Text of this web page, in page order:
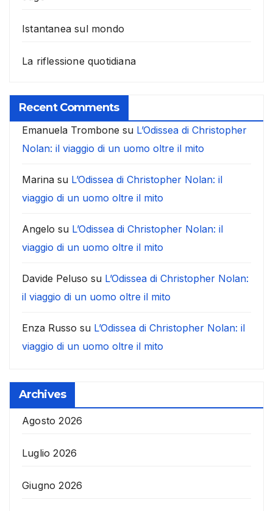
Istantanea sul mondo
La riflessione quotidiana
Recent Comments
Emanuela Trombone su L’Odissea di Christopher
Nolan: il viaggio di un uomo oltre il mito
Marina su L’Odissea di Christopher Nolan: il
viaggio di un uomo oltre il mito
Angelo su L’Odissea di Christopher Nolan: il
viaggio di un uomo oltre il mito
Davide Peluso su L’Odissea di Christopher Nolan:
il viaggio di un uomo oltre il mito
Enza Russo su L’Odissea di Christopher Nolan: il
viaggio di un uomo oltre il mito
Archives
Agosto 2026
Luglio 2026
Giugno 2026